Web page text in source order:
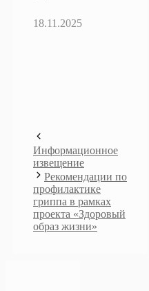
18.11.2025
Информационное
извещение
Рекомендации по
профилактике
гриппа в рамках
проекта «Здоровый
образ жизни»